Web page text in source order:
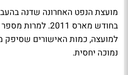
מועצת הנפט האחרונה שדנה
בחודש מארס 2011.
למועצה, כמות האישורים שסיפק
נמוכה יחסית.